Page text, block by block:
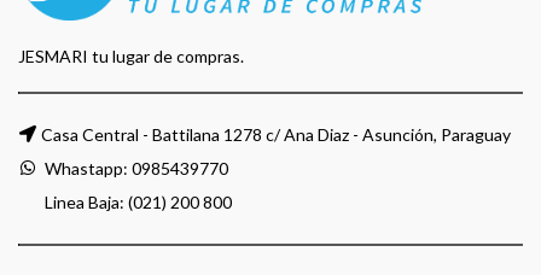
JESMARI tu lugar de compras.
Casa Central - Battilana 1278 c/ Ana Diaz - Asunción, Paraguay
Whastapp: 0985439770
Linea Baja: (021) 200 800